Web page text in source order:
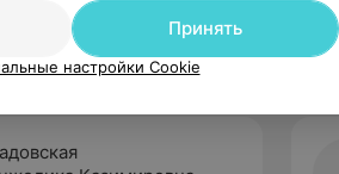
Принять
настройки Cookie